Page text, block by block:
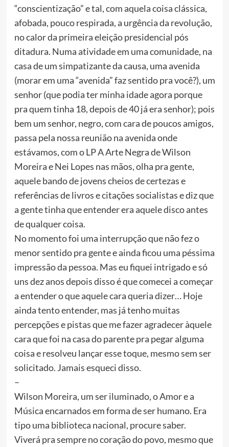
“conscientização” e tal, com aquela coisa clássica,
afobada, pouco respirada, a urgência da revolução,
no calor da primeira eleição presidencial pós
ditadura. Numa atividade em uma comunidade, na
casa de um simpatizante da causa, uma avenida
(morar em uma “avenida” faz sentido pra você?), um
senhor (que podia ter minha idade agora porque
pra quem tinha 18, depois de 40 já era senhor); pois
bem um senhor, negro, com cara de poucos amigos,
passa pela nossa reunião na avenida onde
estávamos, com o LP A Arte Negra de Wilson
Moreira e Nei Lopes nas mãos, olha pra gente,
aquele bando de jovens cheios de certezas e
referências de livros e citações socialistas e diz que
a gente tinha que entender era aquele disco antes
de qualquer coisa.
No momento foi uma interrupção que não fez o
menor sentido pra gente e ainda ficou uma péssima
impressão da pessoa. Mas eu fiquei intrigado e só
uns dez anos depois disso é que comecei a começar
a entender o que aquele cara queria dizer… Hoje
ainda tento entender, mas já tenho muitas
percepções e pistas que me fazer agradecer àquele
cara que foi na casa do parente pra pegar alguma
coisa e resolveu lançar esse toque, mesmo sem ser
solicitado. Jamais esqueci disso.
–
Wilson Moreira, um ser iluminado, o Amor e a
Música encarnados em forma de ser humano. Era
tipo uma biblioteca nacional, procure saber.
Viverá pra sempre no coração do povo, mesmo que